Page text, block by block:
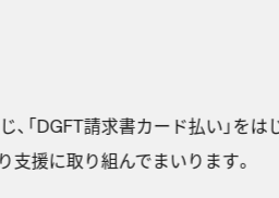
「DGFT請求書カード払い」を
支援に取り組んでまいります。